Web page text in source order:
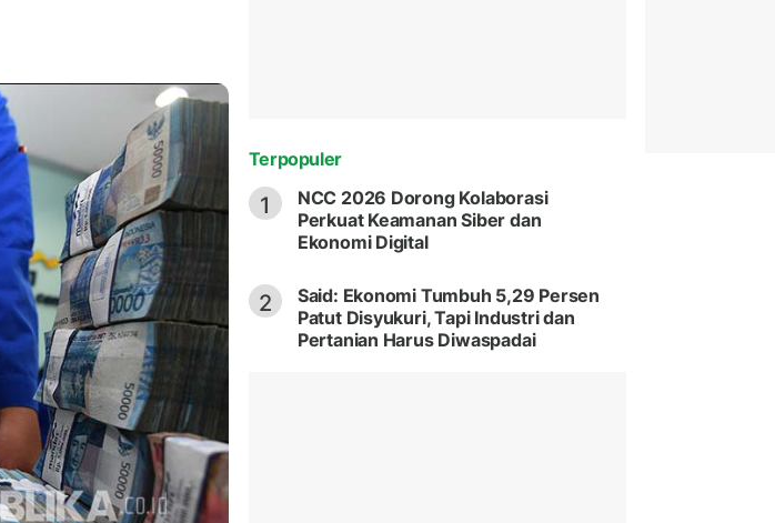
Terpopuler
1
NCC 2026 Dorong Kolaborasi
Perkuat Keamanan Siber dan
Ekonomi Digital
2
Said: Ekonomi Tumbuh 5,29 Persen
Patut Disyukuri, Tapi Industri dan
Pertanian Harus Diwaspadai